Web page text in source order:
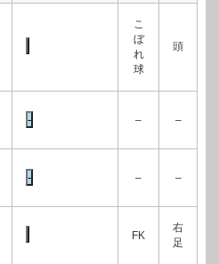
こ
ぼ
れ
球
頭
– –
– –
FK
右
足